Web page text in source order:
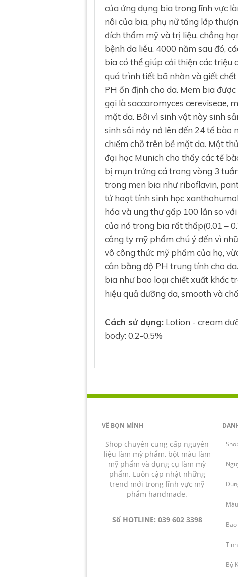
của ứng dụng bia trong lĩnh vực
nôi của bia, phụ nữ tầng lớp
đích thẩm mỹ và trị liệu, chẳng
bệnh da liễu. 4000 năm sau đó,
bia có thể giúp cải thiện các triệu
quá trình tiết bã nhờn và giết
PH ổn định cho da. Mem bia
gọi là saccaromyces cereviseae,
mặt da. Bởi vì sinh vật này sinh
sinh sôi nảy nở lên đến 24 tế bào
chiếm chỗ trên bề mặt da. Một
đại học Munich cho thấy các tế
bị mụn trứng cá trong vòng 3
trong men bia như riboflavin,
tử hoạt tính sinh học
hóa và ung thư gấp 100 lần so
của nó trong bia rất thấp(0.01 –
công ty mỹ phẩm chú ý đến vì
vô công thức mỹ phẩm của họ,
cân bằng độ PH trung tính cho
bia như bao loại chiết xuất khác
hiệu quả dưỡng da, smooth và
Cách sử dụng: Lotion - cream
body: 0.2-0.5%
VỀ BỌN MÌNH
Shop chuyên cung cấp nguyên
liệu làm mỹ phẩm, bột màu làm
mỹ phẩm và dụng cụ làm mỹ
phẩm. Luôn cập nhật những
trend mới trong lĩnh vực mỹ
phẩm handmade.
Số HOTLINE: 039 602 3398
Bộ